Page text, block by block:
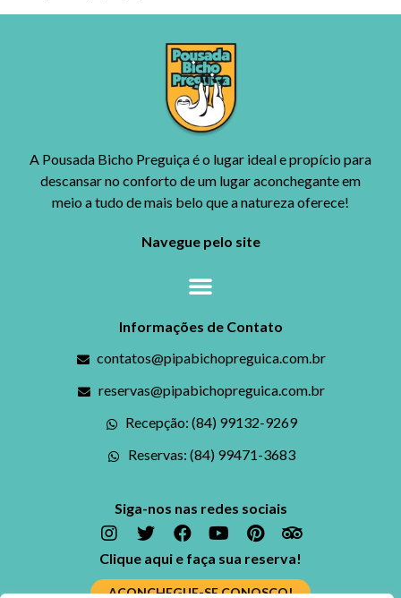
A Pousada Bicho Preguiça é o lugar ideal e propício para
descansar no conforto de um lugar aconchegante em
meio a tudo de mais belo que a natureza oferece!
Navegue pelo site
Informações de Contato
contatos@pipabichopreguica.com.br
reservas@pipabichopreguica.com.br
Recepção: (84) 99132-9269
Reservas: (84) 99471-3683
Siga-nos nas redes sociais
Clique aqui e faça sua reserva!
ACONCHEGUE-SE CONOSCO!